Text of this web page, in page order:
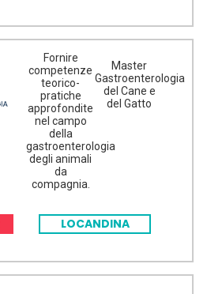
Master
Gastroenterologia
del Cane e
del Gatto
Fornire
competenze
teorico-
pratiche
approfondite
nel campo
della
gastroenterologia
degli animali
da
compagnia.
LOCANDINA